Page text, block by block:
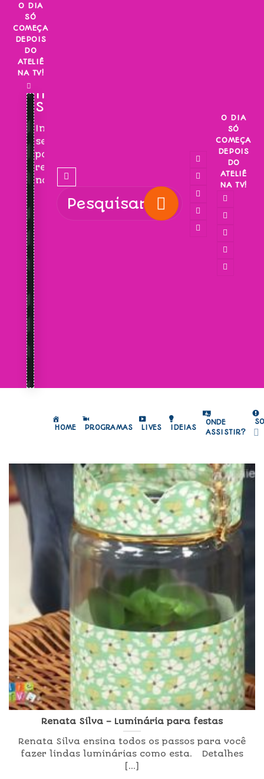
Skip
content
O DIA
SÓ
COMEÇA
DEPOIS
DO
ATELIÊ
NA TV!
INSCREVA-
SE!
Inscreva-
se
para
receber
novidades!
O DIA
SÓ
COMEÇA
DEPOIS
DO
ATELIÊ
NA TV!
HOME PROGRAMAS LIVES IDEIAS
ONDE
ASSISTIR?
Renata Silva – Luminária para festas
Renata Silva ensina todos os passos para você
fazer lindas luminárias como esta. Detalhes
[...]